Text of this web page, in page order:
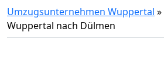
Umzugsunternehmen Wuppertal »
Wuppertal nach Dülmen